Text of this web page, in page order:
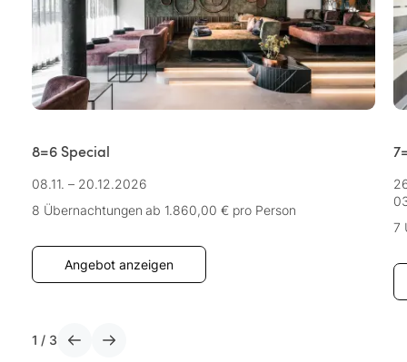
8=6 Special
08.11. – 20.12.2026
8 Übernachtungen ab 1.860,00 € pro Person
Angebot anzeigen
7
1 / 3